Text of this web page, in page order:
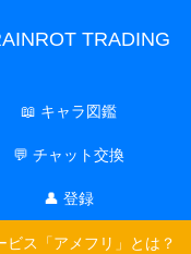
TRADING
📖 キャラ図鑑
💬 チャット交換
👤 登録
ス「アメフリ」とは？